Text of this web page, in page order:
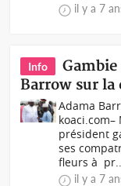
il y a 7
Info
Barrow sur la
Adama
koaci.com–
président
ses
fleurs à
il y a 7